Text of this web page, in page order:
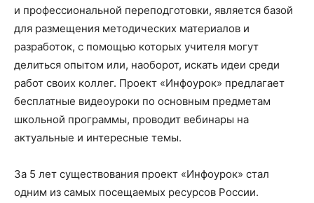
и профессиональной переподготовки, является базой
для размещения методических материалов и
разработок, с помощью которых учителя могут
делиться опытом или, наоборот, искать идеи среди
работ своих коллег. Проект «Инфоурок» предлагает
бесплатные видеоуроки по основным предметам
школьной программы, проводит вебинары на
актуальные и интересные темы.
За 5 лет существования проект «Инфоурок» стал
одним из самых посещаемых ресурсов России.